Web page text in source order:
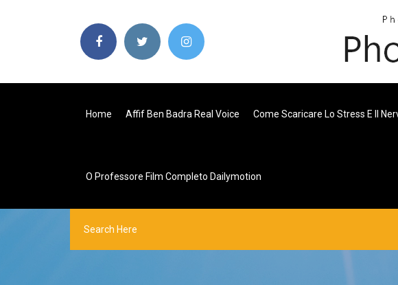
Home Affif Ben Badra Real Voice Come Scaricare Lo Stress E Il
O Professore Film Completo Dailymotion